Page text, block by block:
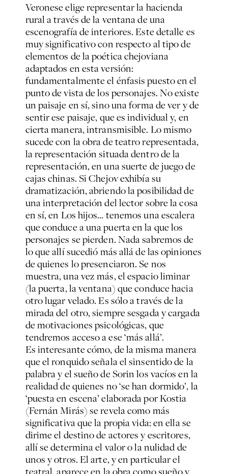
Veronese elige representar la hacienda
rural a través de la ventana de una
escenografía de interiores. Este detalle es
muy significativo con respecto al tipo de
elementos de la poética chejoviana
adaptados en esta versión:
fundamentalmente el énfasis puesto en el
punto de vista de los personajes. No existe
un paisaje en sí, sino una forma de ver y de
sentir ese paisaje, que es individual y, en
cierta manera, intransmisible. Lo mismo
sucede con la obra de teatro representada,
la representación situada dentro de la
representación, en una suerte de juego de
cajas chinas. Si Chejov exhibía su
dramatización, abriendo la posibilidad de
una interpretación del lector sobre la cosa
en sí, en Los hijos… tenemos una escalera
que conduce a una puerta en la que los
personajes se pierden. Nada sabremos de
lo que allí sucedió más allá de las opiniones
de quienes lo presenciaron. Se nos
muestra, una vez más, el espacio liminar
(la puerta, la ventana) que conduce hacia
otro lugar velado. Es sólo a través de la
mirada del otro, siempre sesgada y cargada
de motivaciones psicológicas, que
tendremos acceso a ese ‘más allá’.
Es interesante cómo, de la misma manera
que el ronquido señala el sinsentido de la
palabra y el sueño de Sorin los vacíos en la
realidad de quienes no ‘se han dormido’, la
‘puesta en escena’ elaborada por Kostia
(Fernán Mirás) se revela como más
significativa que la propia vida: en ella se
dirime el destino de actores y escritores,
allí se determina el valor o la nulidad de
unos y otros. El arte, y en particular el